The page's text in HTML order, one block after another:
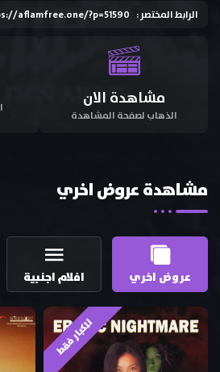
الرابط المختصر : aflamfree.one/?p=51590
مشاهدة الان
الذهاب لصفحة المشاهدة
مشاهدة عروض اخري
عروض اخري افلام اجنبية
للكبار فقط